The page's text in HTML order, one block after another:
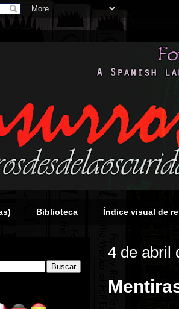
Biblioteca Índice visual de
4 de abril